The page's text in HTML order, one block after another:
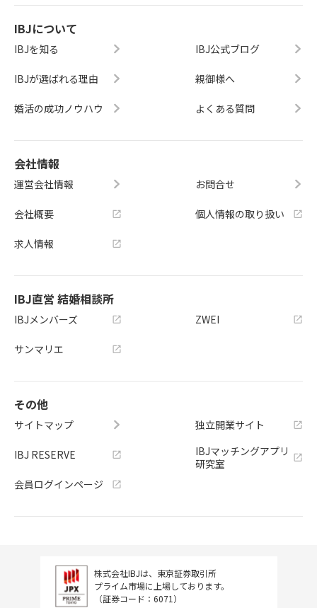
IBJについて
IBJを知る
IBJが選ばれる理由
婚活の成功ノウハウ
IBJ公式ブログ
親御様へ
よくある質問
会社情報
運営会社情報
会社概要
求人情報
お問合せ
個人情報の取り扱い
IBJ直営 結婚相談所
IBJメンバーズ
サンマリエ
ZWEI
その他
サイトマップ
IBJ RESERVE
会員ログインページ
独立開業サイト
IBJマッチングアプリ
研究室
株式会社IBJは、東京証券取引所
プライム市場に上場しております。
（証券コード：6071）